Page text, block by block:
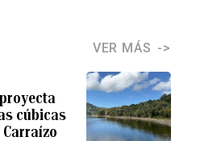
VER MÁS
cúbicas